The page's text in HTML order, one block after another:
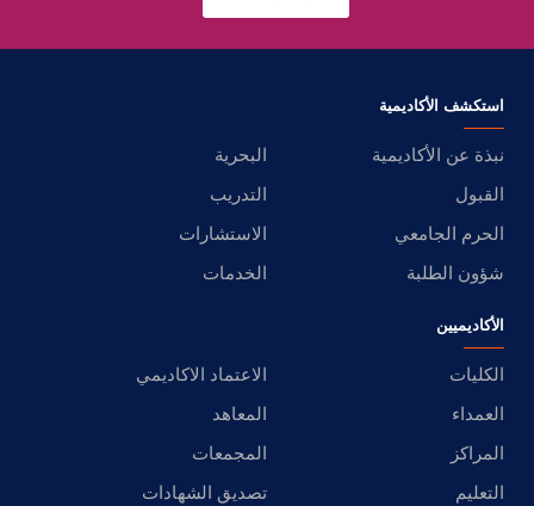
استكشف الأكاديمية
نبذة عن الأكاديمية
البحرية
القبول
التدريب
الحرم الجامعي
الاستشارات
شؤون الطلبة
الخدمات
الأكاديميين
الكليات
الاعتماد الاكاديمي
العمداء
المعاهد
المراكز
المجمعات
التعليم
تصديق الشهادات